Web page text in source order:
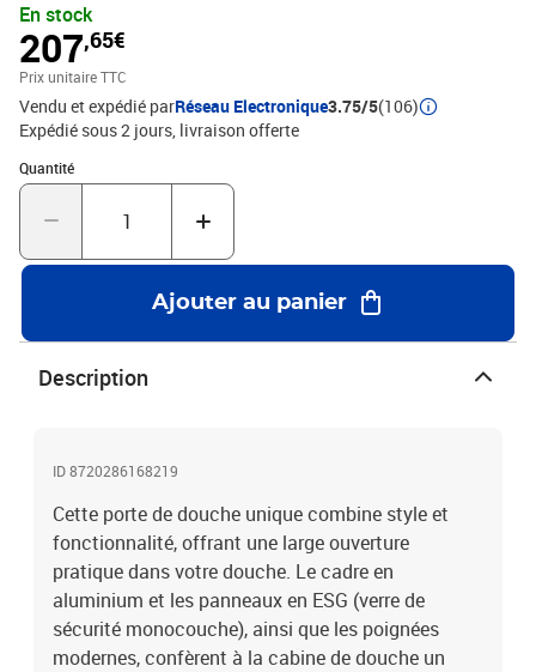
cabine de douche un aspect épuré, ajoutant un style élégant à
votre salle de bain. L'installation et le montage sont faciles avec le
matériel de montage inclus. Veuillez noter que le receveur de
douche n'est pas inclus dans la livraison.Matériau : ESG (verre de
sécurité en une seule couche), aluminiumDimensions : (83-86) x
190 cm (l x H)La largeur est réglable de 83 à 86 cmÉpaisseur du
verre demi-dépoli : 5 mmPoignées modernesComprend les
matériaux de montageLe bac de douche n'est pas inclus dans la
livraison
En stock
207,65€
Prix unitaire TTC
Vendu et expédié parRéseau Electronique3.75/5(106)
Expédié sous 2 jours livraison offerte
Quantité
Quantité : 1
Ajouter au panier
Description
ID 8720286168219
Cette porte de douche unique combine style et
fonctionnalité, offrant une large ouverture
pratique dans votre douche. Le cadre en
aluminium et les panneaux en ESG (verre de
sécurité monocouche), ainsi que les poignées
modernes, confèrent à la cabine de douche un